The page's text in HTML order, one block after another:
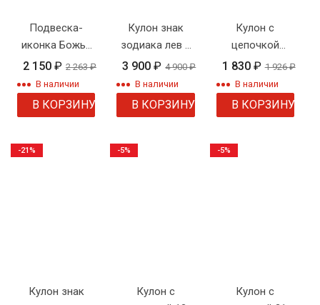
Подвеска-
иконка Божья
Матерь с
цепочкой
2 150 ₽ 2 263₽
В наличии
В КОРЗИНУ
Кулон знак
зодиака лев с
цепочкой
3 900₽ 4 900₽
В наличии
В КОРЗИНУ
Кулон с
цепочкой
"Совушка"
1 830 ₽ 1 926₽
В наличии
В КОРЗИНУ
Кулон знак
-21%
Кулон с
-5%
Кулон с
-5%